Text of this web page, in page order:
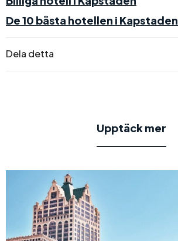
De 10 bästa hotellen i Kapstaden
Dela detta
Upptäck mer